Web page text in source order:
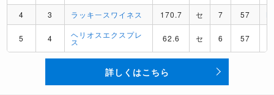
4 3 ラッキースワイネス 170.7 セ 7 57
5 4 ヘリオスエクスプレ
ス 62.6 セ 6 57
詳しくはこちら